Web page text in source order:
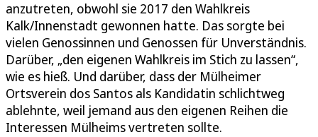
anzutreten, obwohl sie 2017 den Wahlkreis
Kalk/Innenstadt gewonnen hatte. Das sorgte bei
vielen Genossinnen und Genossen für Unverständnis.
Darüber, „den eigenen Wahlkreis im Stich zu lassen“,
wie es hieß. Und darüber, dass der Mülheimer
Ortsverein dos Santos als Kandidatin schlichtweg
ablehnte, weil jemand aus den eigenen Reihen die
Interessen Mülheims vertreten sollte.